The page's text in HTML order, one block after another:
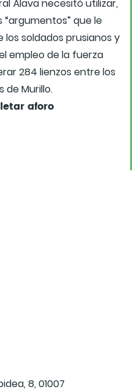
Álava necesitó utilizar,
que le
soldados prusianos y
empleo de la fuerza
284 lienzos entre los
de Murillo.
aforo
8, 01007